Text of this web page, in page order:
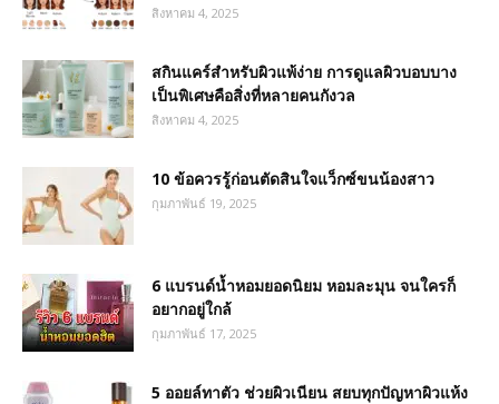
สิงหาคม 4, 2025
สกินแคร์สำหรับผิวแพ้ง่าย การดูแลผิวบอบบาง
เป็นพิเศษคือสิ่งที่หลายคนกังวล
สิงหาคม 4, 2025
10 ข้อควรรู้ก่อนตัดสินใจแว็กซ์ขนน้องสาว
กุมภาพันธ์ 19, 2025
6 แบรนด์น้ำหอมยอดนิยม หอมละมุน จนใครก็
อยากอยู่ใกล้
กุมภาพันธ์ 17, 2025
5 ออยล์ทาตัว ช่วยผิวเนียน สยบทุกปัญหาผิวแห้ง